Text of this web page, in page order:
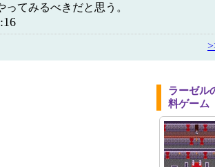
てみるべきだと思う。
ラーゼル
料ゲーム